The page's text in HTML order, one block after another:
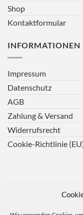
Shop
Kontaktformular
INFORMATIONEN
Impressum
Datenschutz
AGB
Zahlung & Versand
Widerrufsrecht
Cookie-Richtlinie